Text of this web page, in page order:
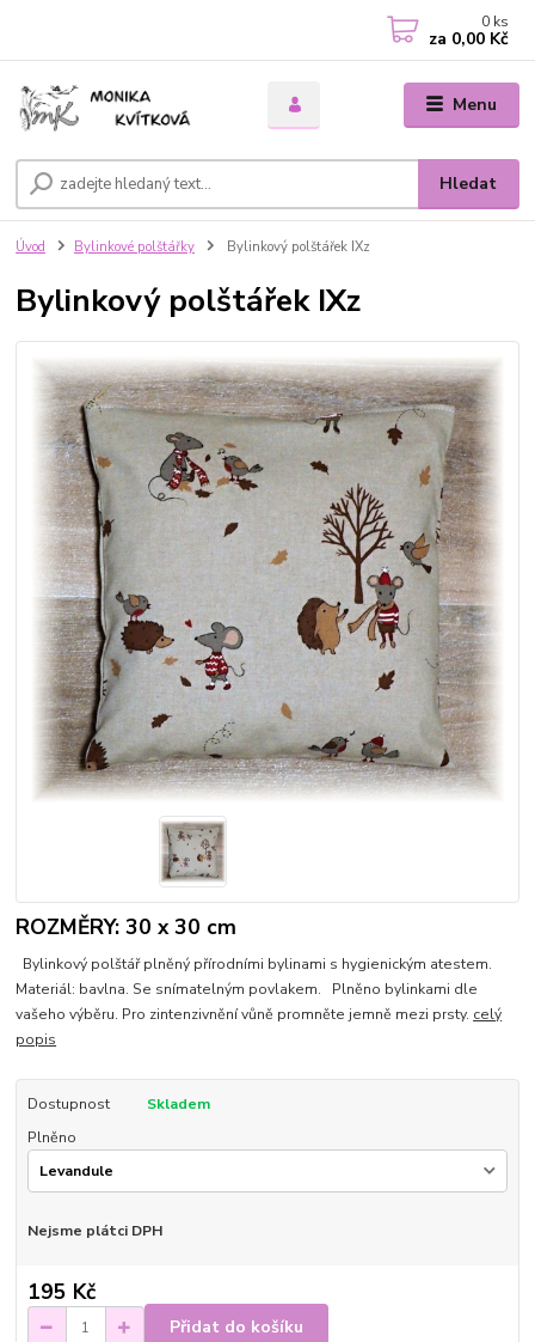
Menu
Hledat
0 ks
za 0,00 Kč
Úvod Bylinkové polštářky Bylinkový polštářek IXz
Bylinkový polštářek IXz
ROZMĚRY: 30 x 30 cm
Bylinkový polštář plněný přírodními bylinami s hygienickým atestem.
Materiál: bavlna. Se snímatelným povlakem. Plněno bylinkami dle
vašeho výběru. Pro zintenzivnění vůně promněte jemně mezi prsty. celý
popis
Dostupnost
Skladem
Plněno
Nejsme plátci DPH
195 Kč
Přidat do košíku